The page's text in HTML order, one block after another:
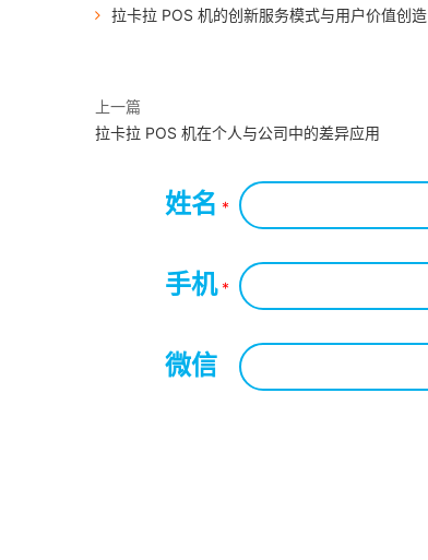
拉卡拉 POS 机的创新服务模式与用户价值创造
上一篇
拉卡拉 POS 机在个人与公司中的差异应用
姓名 *
手机*
微信